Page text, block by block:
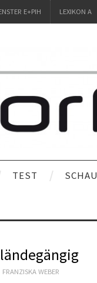
E+PIH LEXIKON A
TEST
FRANZISKA WEBER